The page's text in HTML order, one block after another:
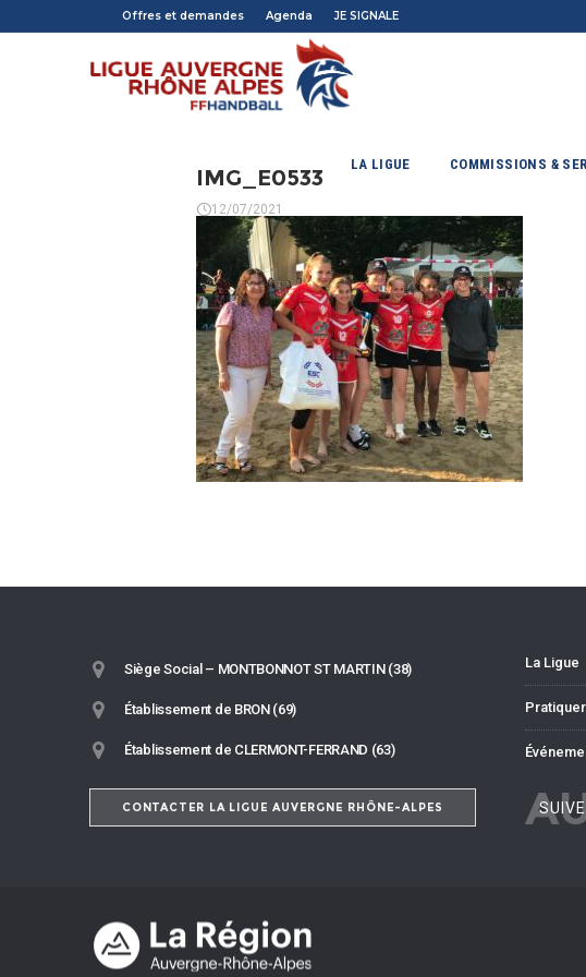
Offres et demandes Agenda JE SIGNALE
LA LIGUE COMMISSIONS &
IMG_E0533
12/07/2021
Siège Social – MONTBONNOT ST MARTIN (38)
Établissement de BRON (69)
Établissement de CLERMONT-FERRAND (63)
CONTACTER LA LIGUE AUVERGNE RHÔNE-ALPES
La Ligue
Pratiquer